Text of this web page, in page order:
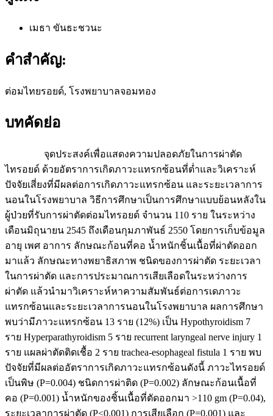
เมธา ขันธะชวนะ
คำสำคัญ:
ต่อมไทยรอยด์, โรงพยาบาลจอมทอง
บทคัดย่อ
จุดประสงค์เพื่อแสดงความปลอดภัยในการผ่าตัด
ไทรอยด์ ด้วยอัตราการเกิดภาวะแทรกซ้อนที่ต่ำและวิเคราะห์
ปัจจัยเสี่ยงที่มีผลต่อการเกิดภาวะแทรกซ้อน และระยะเวลาการ
นอนในโรงพยาบาล วิธีการศึกษาเป็นการศึกษาแบบย้อนหลังใน
ผู้ป่วยที่รับการผ่าตัดต่อมไทรอยด์ จำนวน 110 ราย ในระหว่าง
เดือนมิถุนายน 2545 ถึงเดือนกุมภาพันธ์ 2550 โดยการเก็บข้อมูล
อายุ เพศ อาการ ลักษณะก้อนที่คอ น้ำหนักชิ้นเนื้อที่ผ่าตัดออก
มาแล้ว ลักษณะทางพยาธิสภาพ ชนิดของการผ่าตัด ระยะเวลา
ในการผ่าตัด และการประมาณการเสียเลือดในระหว่างการ
ผ่าตัด แล้วนำมาวิเคราะห์หาความสัมพันธ์ต่อการเดภาวะ
แทรกซ้อนและระยะเวลาการนอนในโรงพยาบาล ผลการศึกษา
พบว่ามีภาวะแทรกซ้อน 13 ราย (12%) เป็น Hypothyroidism 7
ราย Hyperparathyroidism 5 ราย recurrent laryngeal nerve injury 1
ราย แผลผ่าตัดติดเชื้อ 2 ราย trachea-esophageal fistula 1 ราย พบ
ปัจจัยที่มีผลต่ออัตราการเกิดภาวะแทรกซ้อนดังนี้ ภาวะไทรอยด์
เป็นพิษ (P=0.004) ชนิดการผ่าติด (P=0.002) ลักษณะก้อนเนื้อที่
คอ (P=0.001) น้ำหนักของชิ้นเนื้อที่ตัดออกมา >110 gm (P=0.04),
ระยะเวลาการผ่าตัด (P<0.001) การเสียเลือก (P=0.001) และ